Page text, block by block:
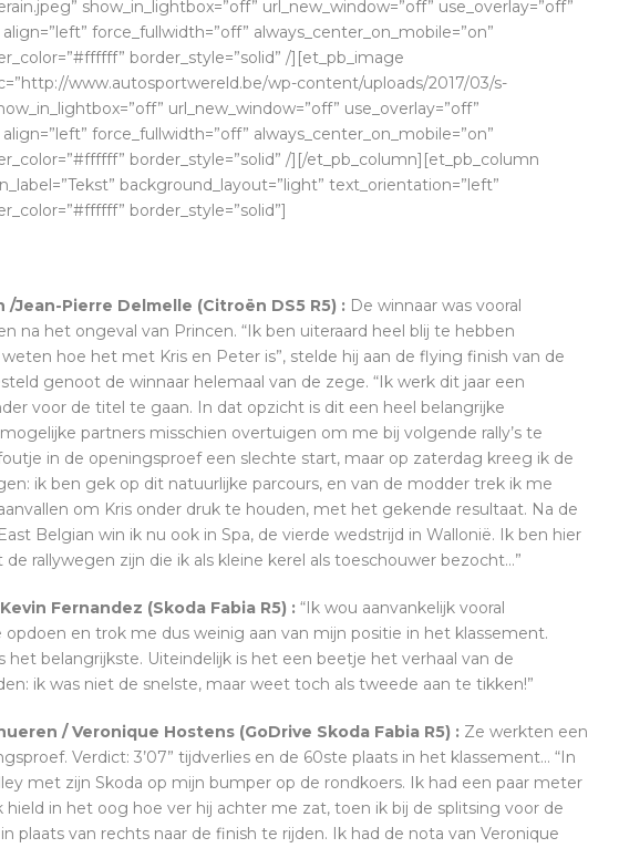
show_in_lightbox=”off” url_new_window=”off” use_overlay=”off”
force_fullwidth=”off” always_center_on_mobile=”on”
border_style=”solid” /][et_pb_image
www.autosportwereld.be/wp-content/uploads/2017/03/s-
url_new_window=”off” use_overlay=”off”
force_fullwidth=”off” always_center_on_mobile=”on”
border_style=”solid” /][/et_pb_column][et_pb_column
background_layout=”light” text_orientation=”left”
border_style=”solid”]
/Jean-Pierre Delmelle (Citroën DS5 R5) : De winnaar was vooral
na het ongeval van Princen. “Ik ben uiteraard heel blij te hebben
hoe het met Kris en Peter is”, stelde hij aan de flying finish van de
genoot de winnaar helemaal van de zege. “Ik werk dit jaar een
voor de titel te gaan. In dat opzicht is dit een heel belangrijke
partners misschien overtuigen om me bij volgende rally’s te
in de openingsproef een slechte start, maar op zaterdag kreeg ik de
ik ben gek op dit natuurlijke parcours, en van de modder trek ik me
om Kris onder druk te houden, met het gekende resultaat. Na de
Belgian win ik nu ook in Spa, de vierde wedstrijd in Wallonië. Ik ben hier
rallywegen zijn die ik als kleine kerel als toeschouwer bezocht…”
Fernandez (Skoda Fabia R5) : “Ik wou aanvankelijk vooral
en trok me dus weinig aan van mijn positie in het klassement.
het belangrijkste. Uiteindelijk is het een beetje het verhaal van de
ik was niet de snelste, maar weet toch als tweede aan te tikken!”
/ Veronique Hostens (GoDrive Skoda Fabia R5) : Ze werkten een
Verdict: 3’07” tijdverlies en de 60ste plaats in het klassement… “In
met zijn Skoda op mijn bumper op de rondkoers. Ik had een paar meter
in het oog hoe ver hij achter me zat, toen ik bij de splitsing voor de
plaats van rechts naar de finish te rijden. Ik had de nota van Veronique